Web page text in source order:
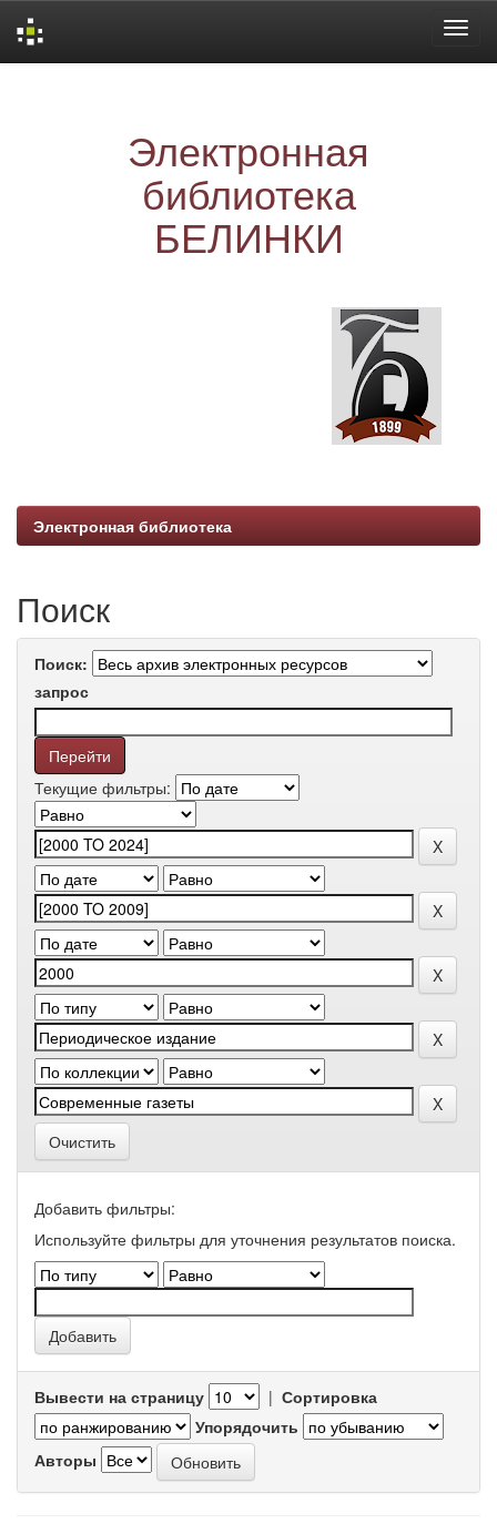
Электронная
библиотека
БЕЛИНКИ
Электронная библиотека
Поиск
Поиск:
запрос
Текущие фильтры:
Очистить
Добавить фильтры:
Используйте фильтры для уточнения результатов поиска.
Вывести на страницу | Сортировка
Упорядочить
Авторы